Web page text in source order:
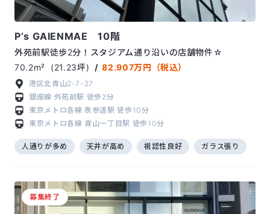
P‘s GAIENMAE 10階
外苑前駅徒歩2分！スタジアム通り沿いの店舗物件☆
70.2m²
(21.23坪) /82.907万円（税込）
港区北青山2-7-27
銀座線 外苑前駅 徒歩2分
東京メトロ各線表参道駅徒歩10分
東京メトロ各線 青山一丁目駅 徒歩10分
人通りが多め 天井が高め 視認性良好 ガラス張り
募集終了